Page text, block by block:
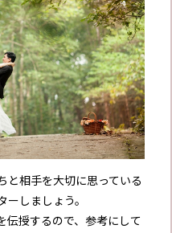
と相手を大切に思っている
しましょう。
伝授するので、参考にして